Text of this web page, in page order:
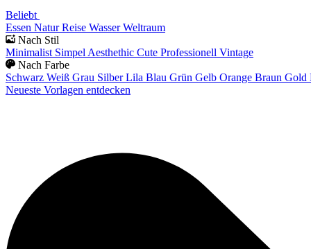
Beliebt
Essen Natur Reise Wasser Weltraum
Nach Stil
Minimalist Simpel Aesthethic Cute Professionell Vintage
Nach Farbe
Schwarz Weiß Grau Silber Lila Blau Grün Gelb Orange Braun Gold
Neueste Vorlagen entdecken